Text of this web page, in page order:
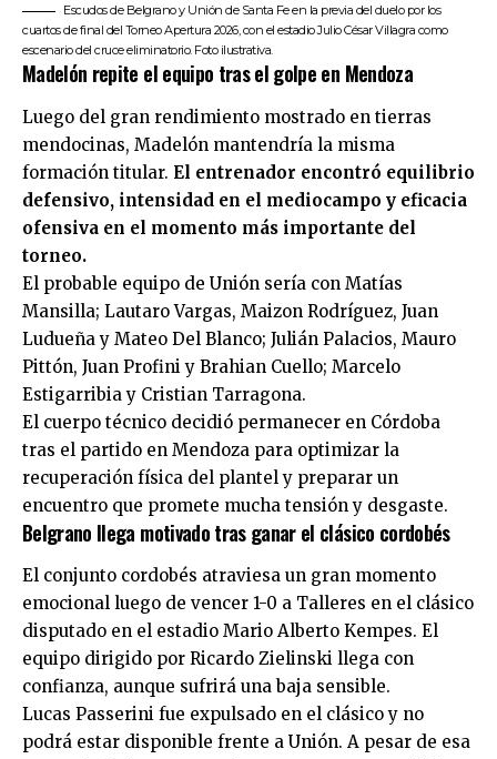
Escudos de Belgrano y Unión de Santa Fe en la previa del duelo por los
cuartos de final del Torneo Apertura 2026, con el estadio Julio César Villagra como
escenario del cruce eliminatorio. Foto ilustrativa.
Madelón repite el equipo tras el golpe en Mendoza
Luego del gran rendimiento mostrado en tierras
mendocinas, Madelón mantendría la misma
formación titular. El entrenador encontró equilibrio
defensivo, intensidad en el mediocampo y eficacia
ofensiva en el momento más importante del
torneo.
El probable equipo de Unión sería con Matías
Mansilla; Lautaro Vargas, Maizon Rodríguez, Juan
Ludueña y Mateo Del Blanco; Julián Palacios, Mauro
Pittón, Juan Profini y Brahian Cuello; Marcelo
Estigarribia y Cristian Tarragona.
El cuerpo técnico decidió permanecer en Córdoba
tras el partido en Mendoza para optimizar la
recuperación física del plantel y preparar un
encuentro que promete mucha tensión y desgaste.
Belgrano llega motivado tras ganar el clásico cordobés
El conjunto cordobés atraviesa un gran momento
emocional luego de vencer 1-0 a Talleres en el clásico
disputado en el estadio Mario Alberto Kempes. El
equipo dirigido por Ricardo Zielinski llega con
confianza, aunque sufrirá una baja sensible.
Lucas Passerini fue expulsado en el clásico y no
podrá estar disponible frente a Unión. A pesar de esa